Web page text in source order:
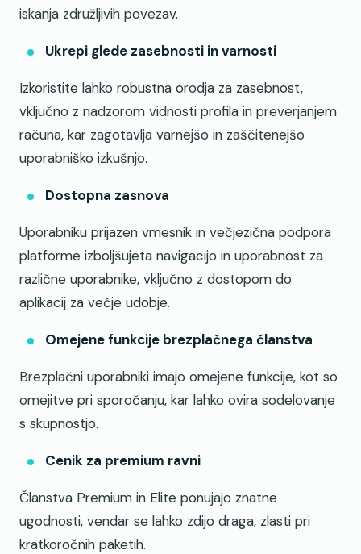
iskanja združljivih povezav.
Ukrepi glede zasebnosti in varnosti
Izkoristite lahko robustna orodja za zasebnost,
vključno z nadzorom vidnosti profila in preverjanjem
računa, kar zagotavlja varnejšo in zaščitenejšo
uporabniško izkušnjo.
Dostopna zasnova
Uporabniku prijazen vmesnik in večjezična podpora
platforme izboljšujeta navigacijo in uporabnost za
različne uporabnike, vključno z dostopom do
aplikacij za večje udobje.
Omejene funkcije brezplačnega članstva
Brezplačni uporabniki imajo omejene funkcije, kot so
omejitve pri sporočanju, kar lahko ovira sodelovanje
s skupnostjo.
Cenik za premium ravni
Članstva Premium in Elite ponujajo znatne
ugodnosti, vendar se lahko zdijo draga, zlasti pri
kratkoročnih paketih.